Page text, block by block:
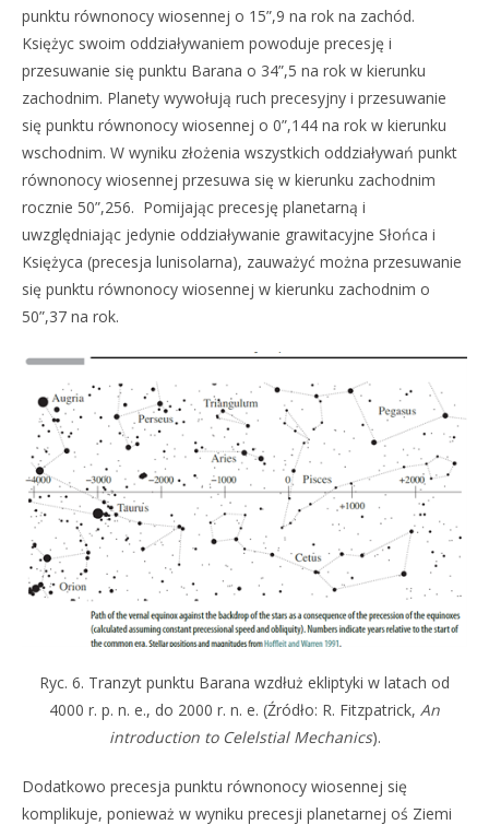
punktu równonocy wiosennej o 15”,9 na rok na zachód.
Księżyc swoim oddziaływaniem powoduje precesję i
przesuwanie się punktu Barana o 34”,5 na rok w kierunku
zachodnim. Planety wywołują ruch precesyjny i przesuwanie
się punktu równonocy wiosennej o 0”,144 na rok w kierunku
wschodnim. W wyniku złożenia wszystkich oddziaływań punkt
równonocy wiosennej przesuwa się w kierunku zachodnim
rocznie 50”,256. Pomijając precesję planetarną i
uwzględniając jedynie oddziaływanie grawitacyjne Słońca i
Księżyca (precesja lunisolarna), zauważyć można przesuwanie
się punktu równonocy wiosennej w kierunku zachodnim o
50”,37 na rok.
Ryc. 6. Tranzyt punktu Barana wzdłuż ekliptyki w latach od
4000 r. p. n. e., do 2000 r. n. e. (Źródło: R. Fitzpatrick, An
introduction to Celelstial Mechanics).
Dodatkowo precesja punktu równonocy wiosennej się
komplikuje, ponieważ w wyniku precesji planetarnej oś Ziemi